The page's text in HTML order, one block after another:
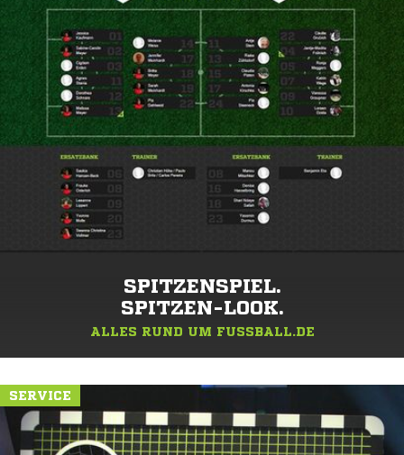
SPITZENSPIEL.
SPITZEN-LOOK.
ALLES RUND UM FUSSBALL.DE
SERVICE